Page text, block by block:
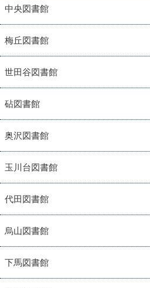
中央図書館
梅丘図書館
世田谷図書館
砧図書館
奥沢図書館
玉川台図書館
代田図書館
烏山図書館
下馬図書館